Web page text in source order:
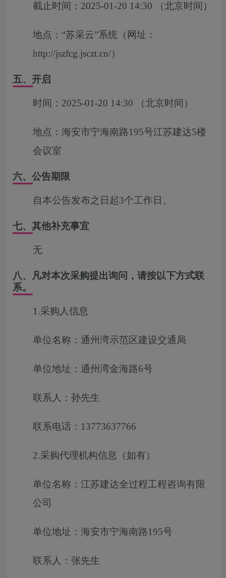
截止时间： 2025-01-20 14:30 （北京时间）
地点： “苏采云”系统（网址：
http://jszfcg.jsczt.cn/）
五、开启
时间： 2025-01-20 14:30 （北京时间）
地点： 海安市宁海南路195号江苏建达5楼
会议室
六、公告期限
自本公告发布之日起3个工作日。
七、其他补充事宜
无
八、凡对本次采购提出询问，请按以下方式联
系。
1.采购人信息
单位名称：通州湾示范区建设交通局
单位地址：通州湾金海路6号
联系人：孙先生
联系电话：13773637766
2.采购代理机构信息（如有）
单位名称：江苏建达全过程工程咨询有限
公司
单位地址：海安市宁海南路195号
联系人：张先生